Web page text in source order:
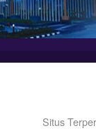
Situs